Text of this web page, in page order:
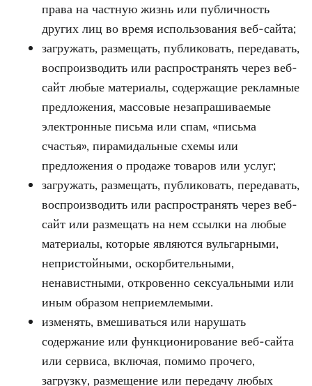
права на частную жизнь или публичность
других лиц во время использования веб-сайта;
загружать, размещать, публиковать, передавать,
воспроизводить или распространять через веб-
сайт любые материалы, содержащие рекламные
предложения, массовые незапрашиваемые
электронные письма или спам, «письма
счастья», пирамидальные схемы или
предложения о продаже товаров или услуг;
загружать, размещать, публиковать, передавать,
воспроизводить или распространять через веб-
сайт или размещать на нем ссылки на любые
материалы, которые являются вульгарными,
непристойными, оскорбительными,
ненавистными, откровенно сексуальными или
иным образом неприемлемыми.
изменять, вмешиваться или нарушать
содержание или функционирование веб-сайта
или сервиса, включая, помимо прочего,
загрузку, размещение или передачу любых